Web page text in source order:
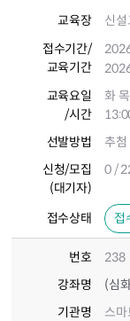
교육장
신
접수기간/
교육기간
교육요일
/시간
화 목
선발방법
추첨
신청/모집
(대기자)
0 /
접수상태 접
번호
238
강좌명
(심
기관명
스